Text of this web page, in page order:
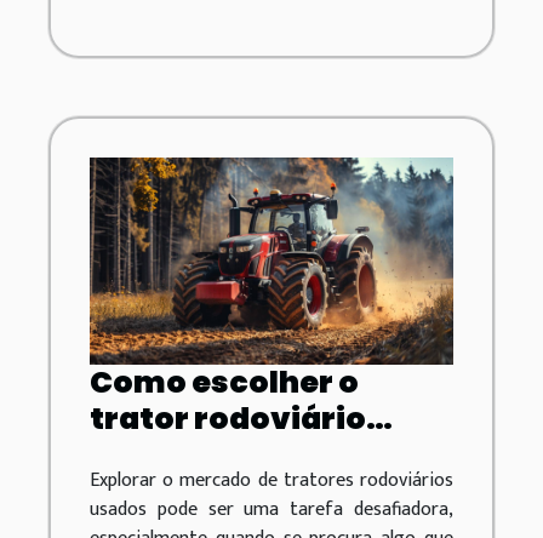
Como escolher o
trator rodoviário
necessidades
Explorar o mercado de tratores rodoviários
usados pode ser uma tarefa desafiadora,